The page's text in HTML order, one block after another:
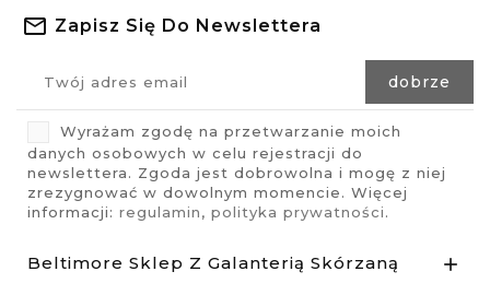
Zapisz Się Do Newslettera
Wyrażam zgodę na przetwarzanie moich
danych osobowych w celu rejestracji do
newslettera. Zgoda jest dobrowolna i mogę z niej
zrezygnować w dowolnym momencie. Więcej
informacji: regulamin, polityka prywatności.
Beltimore Sklep Z Galanterią Skórzaną 